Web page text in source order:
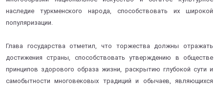
наследие туркменского народа, способствовать их широкой
популяризации.
Глава государства отметил, что торжества должны отражать
достижения страны, способствовать утверждению в обществе
принципов здорового образа жизни, раскрытию глубокой сути и
самобытности многовековых традиций и обычаев, являющихся